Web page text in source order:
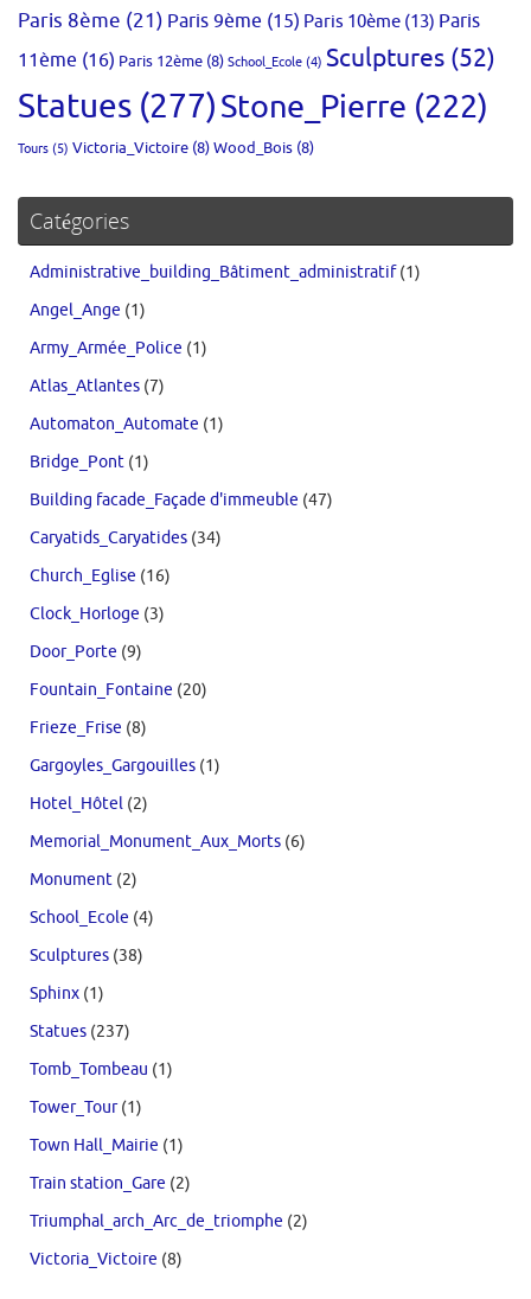
Paris 8ème (21) Paris 9ème (15) Paris 10ème (13) Paris
11ème (16) Paris 12ème (8) School_Ecole (4) Sculptures (52)
Statues (277)Stone_Pierre (222)
Tours (5) Victoria_Victoire (8)Wood_Bois (8)
Catégories
Administrative_building_Bâtiment_administratif(1)
Angel_Ange (1)
Army_Armée_Police (1)
Atlas_Atlantes (7)
Automaton_Automate (1)
Bridge_Pont (1)
Building facade_Façade d'immeuble (47)
Caryatids_Caryatides (34)
Church_Eglise (16)
Clock_Horloge (3)
Door_Porte (9)
Fountain_Fontaine (20)
Frieze_Frise (8)
Gargoyles_Gargouilles (1)
Hotel_Hôtel (2)
Memorial_Monument_Aux_Morts (6)
Monument (2)
School_Ecole (4)
Sculptures (38)
Sphinx (1)
Statues (237)
Tomb_Tombeau (1)
Tower_Tour(1)
Town Hall_Mairie (1)
Train station_Gare (2)
Triumphal_arch_Arc_de_triomphe (2)
Victoria_Victoire (8)